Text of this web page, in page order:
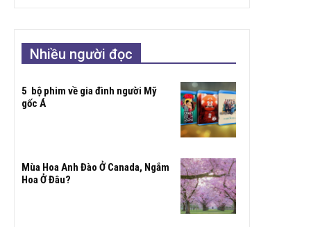
Nhiều người đọc
5 bộ phim về gia đình người Mỹ
gốc Á
Mùa Hoa Anh Đào Ở Canada, Ngắm
Hoa Ở Đâu?